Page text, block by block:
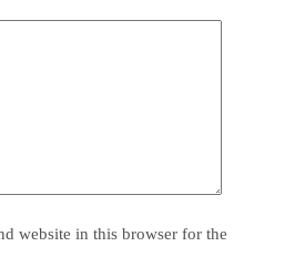
website in this browser for the